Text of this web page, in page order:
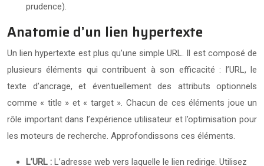
prudence).
Anatomie d’un lien hypertexte
Un lien hypertexte est plus qu’une simple URL. Il est composé de
plusieurs éléments qui contribuent à son efficacité : l’URL, le
texte d’ancrage, et éventuellement des attributs optionnels
comme « title » et « target ». Chacun de ces éléments joue un
rôle important dans l’expérience utilisateur et l’optimisation pour
les moteurs de recherche. Approfondissons ces éléments.
L’URL : L’adresse web vers laquelle le lien redirige. Utilisez